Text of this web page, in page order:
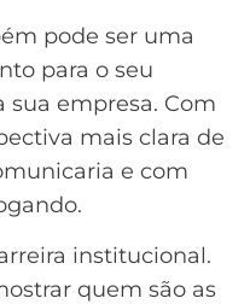
pode ser uma
para o seu
empresa. Com
mais clara de
e com
institucional.
quem são as